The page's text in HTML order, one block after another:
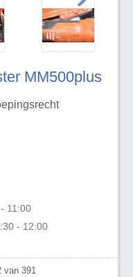
MM500plus
11:00
- 12:00
van 391